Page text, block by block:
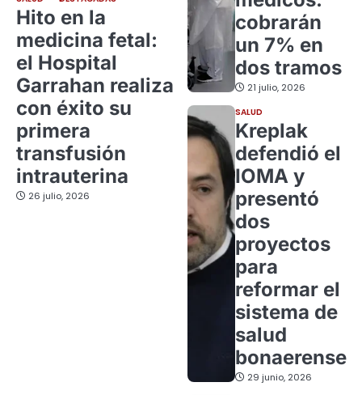
Hito en la
medicina fetal:
el Hospital
Garrahan realiza
con éxito su
primera
transfusión
intrauterina
26 julio, 2026
cobrarán
un 7% en
dos tramos
21 julio, 2026
SALUD
Kreplak
defendió el
IOMA y
presentó
dos
proyectos
para
reformar el
sistema de
salud
bonaerense
29 junio, 2026